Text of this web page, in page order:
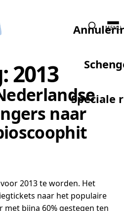
Speciale
MENU
2013
naar
2013 te worden. Het
naar het populaire
met bijna 60% gestegen ten